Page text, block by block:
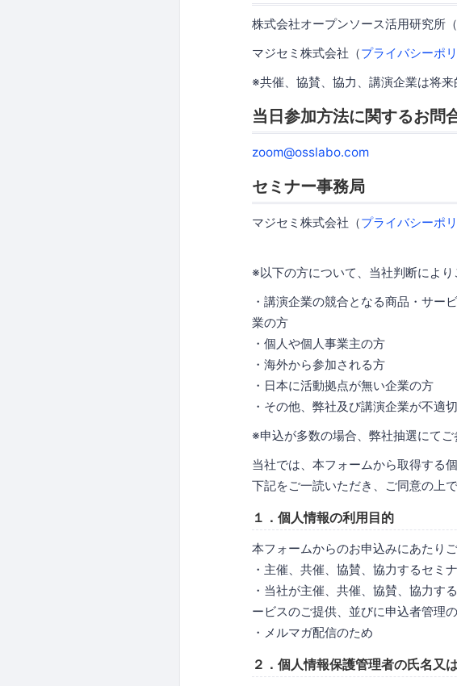
株式会社オープンソース活用研究所（
マジセミ株式会社（プライバシーポ
※共催、協賛、協力、講演企業は将
当日参加方法に関するお問
zoom@osslabo.com
セミナー事務局
マジセミ株式会社（プライバシーポ
※以下の方について、当社判断によ
・講演企業の競合となる商品・サー
業の方
・個人や個人事業主の方
・海外から参加される方
・日本に活動拠点が無い企業の方
・その他、弊社及び講演企業が不適
※申込が多数の場合、弊社抽選にて
当社では、本フォームから取得する
下記をご一読いただき、ご同意の上
１．個人情報の利用目的
本フォームからのお申込みにあたり
・主催、共催、協賛、協力するセミ
・当社が主催、共催、協賛、協力す
ービスのご提供、並びに申込者管理
・メルマガ配信のため
２．個人情報保護管理者の氏名又